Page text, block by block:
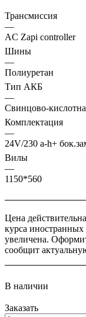
Трансмиссия
—
AC Zapi controller
Шины
—
Полиуретан
Тип АКБ
—
Свинцово-
Комплектация
—
24V/230 a-h+
Вилы
—
1150*560
Цена
курса
увеличена.
сообщит
В наличии
Заказать